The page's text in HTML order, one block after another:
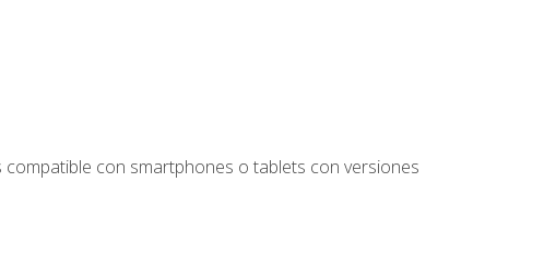
con smartphones o tablets con versiones